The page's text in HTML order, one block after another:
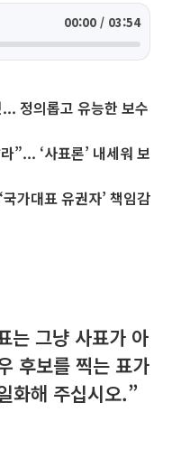
00:00 / 03:54
정의롭고 유능한 보수
”... ‘사표론’ 내세워 보
가대표 유권자’ 책임감
는 그냥 사표가 아
후보를 찍는 표가
화해 주십시오.”